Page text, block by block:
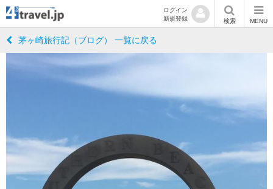
ログイン
新規登録
検索 MENU
茅ヶ崎旅行記（ブログ） 一覧に戻る